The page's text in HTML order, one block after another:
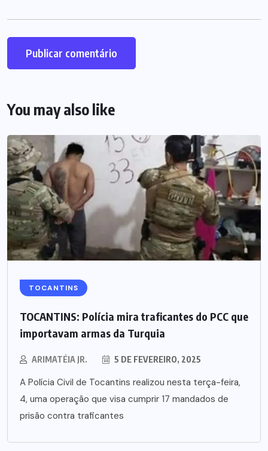
You may also like
TOCANTINS
TOCANTINS: Polícia mira traficantes do PCC que
importavam armas da Turquia
ARIMATÉIA JR. 5 DE FEVEREIRO, 2025
A Polícia Civil de Tocantins realizou nesta terça-feira,
4, uma operação que visa cumprir 17 mandados de
prisão contra traficantes